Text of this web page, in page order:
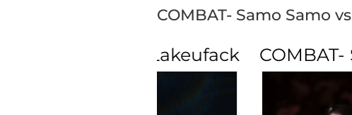
COMBAT- Samo Samo
COMBAT- Samo